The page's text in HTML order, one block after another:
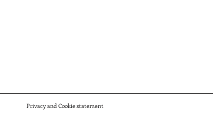
Privacy and Cookie statement